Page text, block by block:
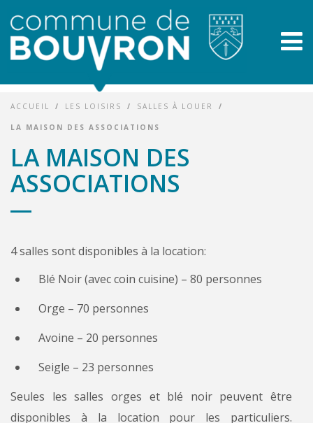
ACCUEIL / LES LOISIRS / SALLES À LOUER /
LA MAISON DES ASSOCIATIONS
LA MAISON DES
ASSOCIATIONS
4 salles sont disponibles à la location:
Blé Noir (avec coin cuisine) – 80 personnes
Orge – 70 personnes
Avoine – 20 personnes
Seigle – 23 personnes
Seules les salles orges et blé noir peuvent être
disponibles à la location pour les particuliers.